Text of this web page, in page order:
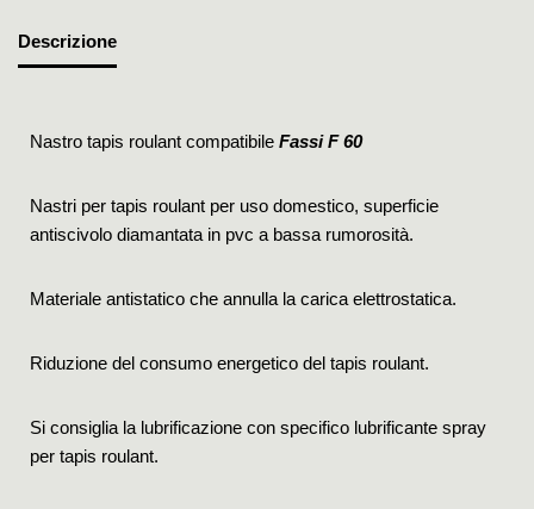
Descrizione
Nastro tapis roulant compatibile Fassi F 60
Nastri per tapis roulant per uso domestico, superficie
antiscivolo diamantata in pvc a bassa rumorosità.
Materiale antistatico che annulla la carica elettrostatica.
Riduzione del consumo energetico del tapis roulant.
Si consiglia la lubrificazione con specifico lubrificante spray
per tapis roulant.